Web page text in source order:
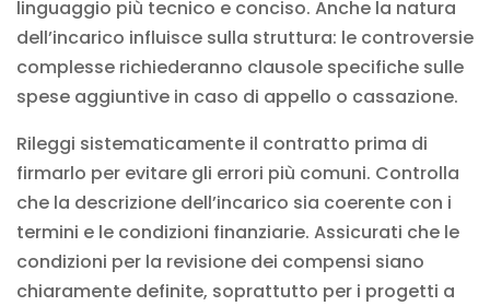
linguaggio più tecnico e conciso. Anche la natura
dell’incarico influisce sulla struttura: le controversie
complesse richiederanno clausole specifiche sulle
spese aggiuntive in caso di appello o cassazione.
Rileggi sistematicamente il contratto prima di
firmarlo per evitare gli errori più comuni. Controlla
che la descrizione dell’incarico sia coerente con i
termini e le condizioni finanziarie. Assicurati che le
condizioni per la revisione dei compensi siano
chiaramente definite, soprattutto per i progetti a